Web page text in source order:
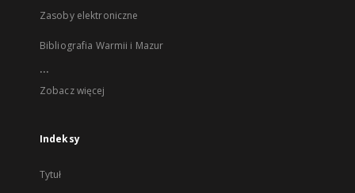
Zasoby elektroniczne
Bibliografia Warmii i Mazur
...
Zobacz więcej
Indeksy
Tytuł